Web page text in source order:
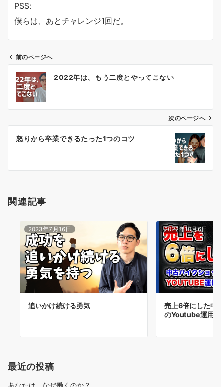
PSS:
僕らは、あとチャレンジ1回だ。
ン
前のページへ
2022年は、もう二度とやってこない
次のページへ
怒りから卒業できるたった1つのコツ
関連記事
2023年7月16日
追いかけ続ける勇気
2022年10月6日
売上6倍にした中
のYoutube運用術
最近の投稿
あなたは、なぜ働くのか？